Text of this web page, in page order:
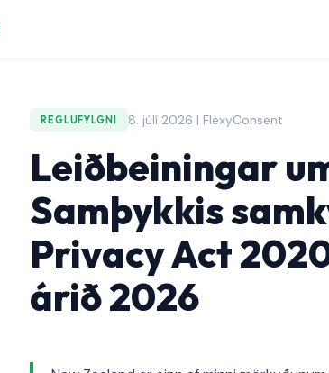
REGLUFYLGNI 8. júlí 2026 | FlexyConsent
Leiðbeiningar
Samþykkis
Privacy Act
árið 2026